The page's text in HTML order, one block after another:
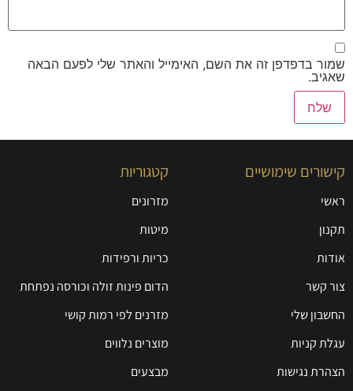
שמור בדפדפן זה את השם, האימייל והאתר שלי לפעם הבאה
שאגיב.
קישורים שימושיים
ראשי
תקנון
אודות
צור קשר
החשבון שלי
עגלת קניות
הצהרת נגישות
קטגוריות
מזרונים
מיטות
כריות ורפידות
הדום פינות זולה וכורסה נפתחת
מזרנים לפי רמות קושי
מוצרים נלווים
מבצעים